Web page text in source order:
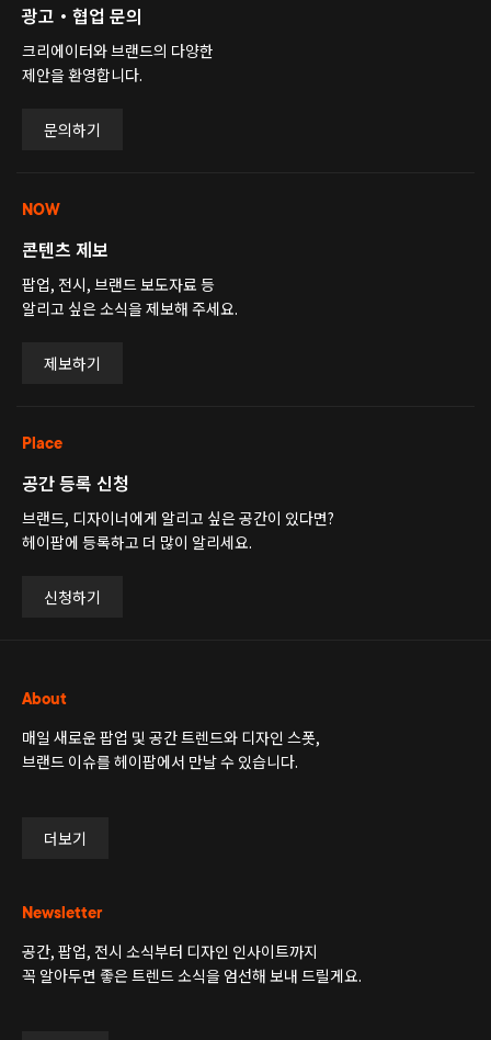
광고・협업 문의
크리에이터와 브랜드의 다양한
제안을 환영합니다.
문의하기
NOW
콘텐츠 제보
팝업, 전시, 브랜드 보도자료 등
알리고 싶은 소식을 제보해 주세요.
제보하기
Place
공간 등록 신청
브랜드, 디자이너에게 알리고 싶은 공간이 있다면?
헤이팝에 등록하고 더 많이 알리세요.
신청하기
About
매일 새로운 팝업 및 공간 트렌드와 디자인 스폿,
브랜드 이슈를 헤이팝에서 만날 수 있습니다.
더보기
Newsletter
공간, 팝업, 전시 소식부터 디자인 인사이트까지
꼭 알아두면 좋은 트렌드 소식을 엄선해 보내 드릴게요.